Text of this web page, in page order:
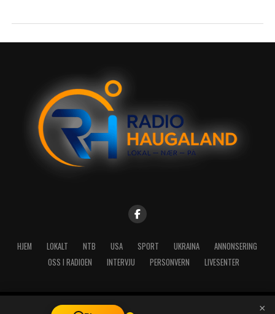
HJEM LOKALT NTB USA SPORT UKRAINA
ANNONSERING
OSS I RADIOEN
INTERVJU PERSONVERN LIVESENTER
Copyright © 2026 A-Media AS | Radio Haugaland - Haraldsgata 114, ×